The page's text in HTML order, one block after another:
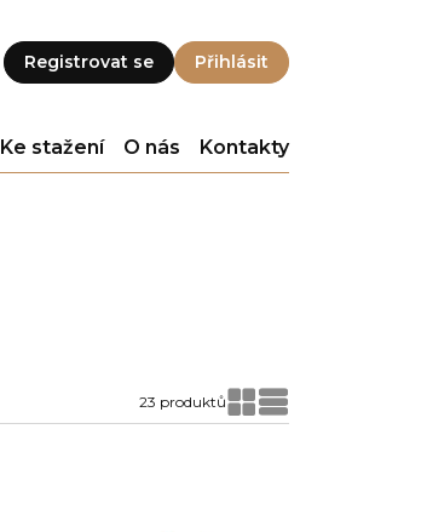
Registrovat se Přihlásit
Ke stažení O nás Kontakty
23 produktů